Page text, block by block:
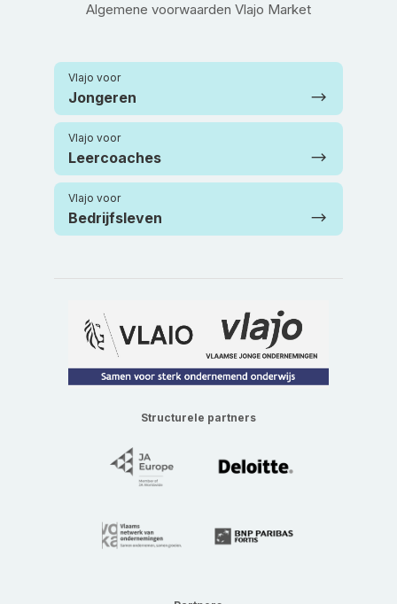
Algemene voorwaarden Vlajo Market
Vlajo voor
Jongeren
Vlajo voor
Leercoaches
Vlajo voor
Bedrijfsleven
Structurele partners